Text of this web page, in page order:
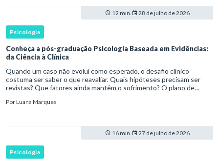
12 min. 28 de julho de 2026
Psicologia
Conheça a pós-graduação Psicologia Baseada em Evidências:
da Ciência à Clínica
Quando um caso não evolui como esperado, o desafio clínico
costuma ser saber o que reavaliar. Quais hipóteses precisam ser
revistas? Que fatores ainda mantêm o sofrimento? O plano de
necessidades d
PorLuana Marques
16 min. 27 de julho de 2026
Psicologia